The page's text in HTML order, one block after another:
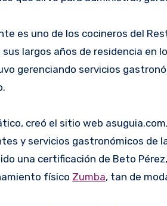
es uno de los cocineros del
largos años de residencia en
gerenciando servicios
creó el sitio web
y servicios gastronómicos de
una certificación de Beto
físico Zumba, tan de